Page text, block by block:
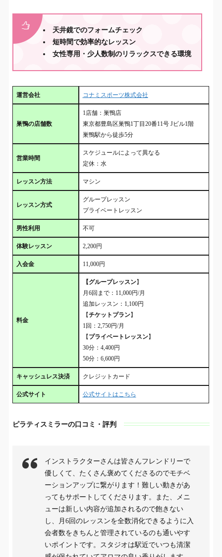
天井鏡でのフォームチェック
短時間で効率的なレッスン
女性専用・少人数制のリラックスできる環境
運営会社 コナミスポーツ株式会社
巣鴨の店舗数
1店舗：巣鴨店
東京都豊島区巣鴨1丁目20番11号 Jビル1階
巣鴨駅から徒歩5分
営業時間
スケジュールによって異なる
定休：水
レッスン方法 マシン
レッスン方式
グループレッスン
プライベートレッスン
男性利用 不可
体験レッスン 2,200円
入会金 11,000円
料金
【グループレッスン】
月6回まで：11,000円/月
追加レッスン：1,100円
【チケットプラン】
1回：2,750円/月
【プライベートレッスン】
30分：4,400円
50分：6,600円
キャッシュレス決済 クレジットカード
公式サイト 公式サイトはこちら
ピラティスミラーの口コミ・評判
インストラクターさんは皆さんフレンドリーで
優しくて、たくさん褒めてくださるのでモチベ
ーションアップに繋がります！難しい動きがあ
ってもサポートしてくださります。また、メニ
ューは新しい内容が追加されるので飽きない
し、月6回のレッスンを全数消化できるように入
会者数をきちんと管理されているのも通いやす
いポイントです。スタジオは駅近でいつも清潔